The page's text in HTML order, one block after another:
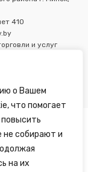
о Вашем
что помогает
не собирают и
на их
410
и услуг